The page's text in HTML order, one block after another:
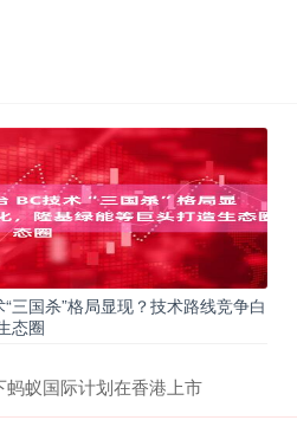
三国杀”格局显现？技术路线竞争白
态圈
蚁国际计划在香港上市